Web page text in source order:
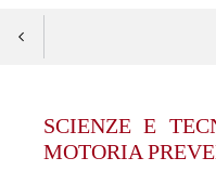
contenutoSCIENZE E
MOTORIA